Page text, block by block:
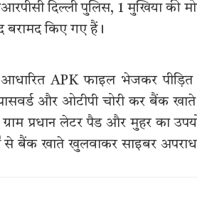
दिल्ली पुलिस, 1 मुखिया की
बरामद किए गए हैं।
APK फाइल भेजकर
और ओटीपी चोरी कर बैंक
प्रधान लेटर पैड और मुहर का
से बैंक खाते खुलवाकर साइबर